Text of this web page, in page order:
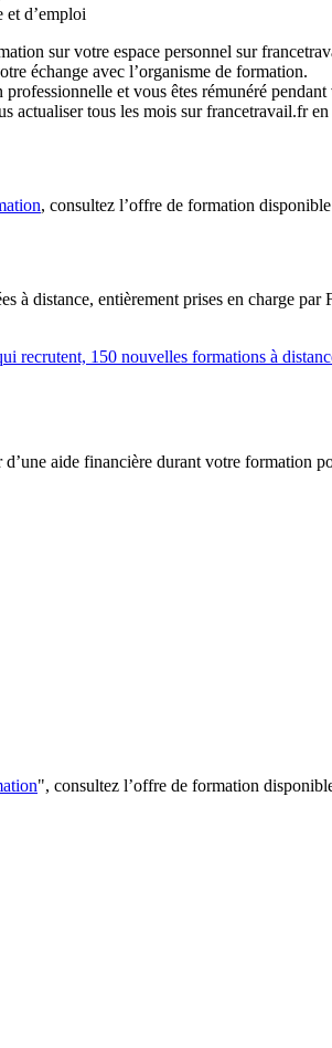
et d’emploi
sur votre espace personnel sur
échange avec l’organisme de formation.
et vous êtes rémunéré
actualiser tous les mois sur francetravail.fr
, consultez l’offre de formation
à distance, entièrement prises en charge
recrutent, 150 nouvelles formations à
aide financière durant votre formation
", consultez l’offre de formation